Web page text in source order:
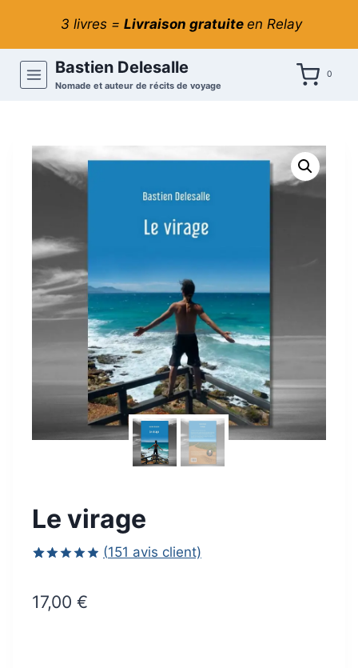
contenu
3 livres = Livraison gratuite en Relay
Bastien Delesalle
Nomade et auteur de récits de voyage
0
Le virage
sur
notations
(151 avis client)
17,00 €